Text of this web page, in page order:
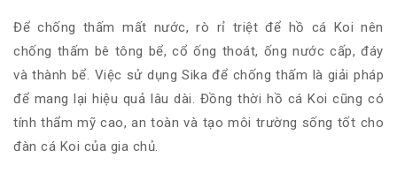
Để chống thấm mất nước, rò rỉ triệt để hồ cá Koi nên
chống thấm bê tông bể, cổ ống thoát, ống nước cấp, đáy
và thành bể. Việc sử dụng Sika để chống thấm là giải pháp
để mang lại hiệu quả lâu dài. Đồng thời hồ cá Koi cũng có
tính thẩm mỹ cao, an toàn và tạo môi trường sống tốt cho
đàn cá Koi của gia chủ.